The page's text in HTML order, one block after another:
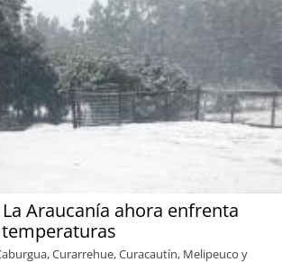
Araucanía ahora enfrenta
Curarrehue, Curacautín, Melipeuco y